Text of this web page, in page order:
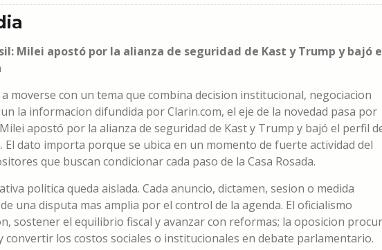
Milei apostó por la alianza de seguridad de Kast y Trump y bajó
moverse con un tema que combina decision institucional, negociacion
la informacion difundida por Clarin.com, el eje de la novedad pasa por
apostó por la alianza de seguridad de Kast y Trump y bajó el perfil
El dato importa porque se ubica en un momento de fuerte actividad del
que buscan condicionar cada paso de la Casa Rosada.
politica queda aislada. Cada anuncio, dictamen, sesion o medida
una disputa mas amplia por el control de la agenda. El oficialismo
sostener el equilibrio fiscal y avanzar con reformas; la oposicion
convertir los costos sociales o institucionales en debate parlamentario.